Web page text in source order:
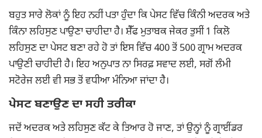
ਬਹੁਤ ਸਾਰੇ ਲੋਕਾਂ ਨੂੰ ਇਹ ਨਹੀਂ ਪਤਾ ਹੁੰਦਾ ਕਿ ਪੇਸਟ ਵਿੱਚ ਕਿੰਨੀ ਅਦਰਕ ਅਤੇ
ਕਿੰਨਾ ਲਹਿਸੁਣ ਪਾਉਣਾ ਚਾਹੀਦਾ ਹੈ। ਸ਼ੈੱਫ ਮੁਤਾਬਕ ਜੇਕਰ ਤੁਸੀਂ 1 ਕਿਲੋ
ਲਹਿਸੁਣ ਦਾ ਪੇਸਟ ਬਣਾ ਰਹੇ ਹੋ ਤਾਂ ਇਸ ਵਿੱਚ 400 ਤੋਂ 500 ਗ੍ਰਾਮ ਅਦਰਕ
ਪਾਉਣੀ ਚਾਹੀਦੀ ਹੈ। ਇਹ ਅਨੁਪਾਤ ਨਾ ਸਿਰਫ਼ ਸਵਾਦ ਲਈ, ਸਗੋਂ ਲੰਮੀ
ਸਟੋਰੇਜ ਲਈ ਵੀ ਸਭ ਤੋਂ ਵਧੀਆ ਮੰਨਿਆ ਜਾਂਦਾ ਹੈ।
ਪੇਸਟ ਬਣਾਉਣ ਦਾ ਸਹੀ ਤਰੀਕਾ
ਜਦੋਂ ਅਦਰਕ ਅਤੇ ਲਹਿਸੁਣ ਕੱਟ ਕੇ ਤਿਆਰ ਹੋ ਜਾਣ, ਤਾਂ ਉਨ੍ਹਾਂ ਨੂੰ ਗ੍ਰਾਈਂਡਰ